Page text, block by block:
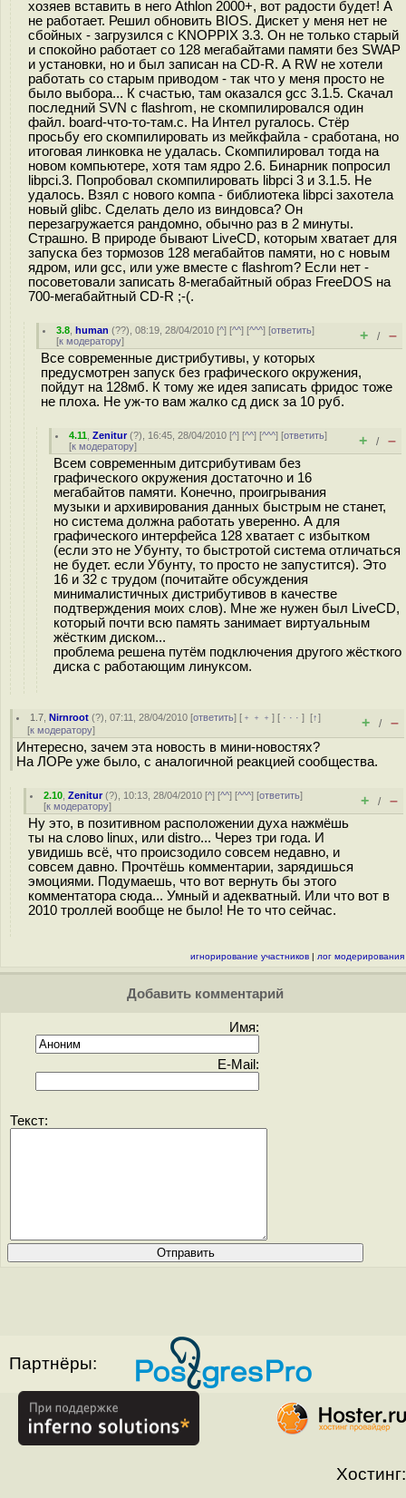
хозяев вставить в него Athlon 2000+, вот радости будет! А
не работает. Решил обновить BIOS. Дискет у меня нет не
сбойных - загрузился с KNOPPIX 3.3. Он не только старый
и спокойно работает со 128 мегабайтами памяти без SWAP
и установки, но и был записан на CD-R. А RW не хотели
работать со старым приводом - так что у меня просто не
было выбора... К счастью, там оказался gcc 3.1.5. Скачал
последний SVN с flashrom, не скомпилировался один
файл. board-что-то-там.c. На Интел ругалось. Стёр
просьбу его скомпилировать из мейкфайла - сработана, но
итоговая линковка не удалась. Скомпилировал тогда на
новом компьютере, хотя там ядро 2.6. Бинарник попросил
libpci.3. Попробовал скомпилировать libpci 3 и 3.1.5. Не
удалось. Взял с нового компа - библиотека libpci захотела
новый glibc. Сделать дело из виндовса? Он
перезагружается рандомно, обычно раз в 2 минуты.
Страшно. В природе бывают LiveCD, которым хватает для
запуска без тормозов 128 мегабайтов памяти, но с новым
ядром, или gcc, или уже вместе с flashrom? Если нет -
посоветовали записать 8-мегабайтный образ FreeDOS на
700-мегабайтный CD-R ;-(.
3.8 ,human (??), 08:19, 28/04/2010 [^] [^^] [^^^] [ответить]
[к модератору] + / –
Все современные дистрибутивы, у которых
предусмотрен запуск без графического окружения,
пойдут на 128мб. К тому же идея записать фридос тоже
не плоха. Не уж-то вам жалко сд диск за 10 руб.
4.11 ,Zenitur(?), 16:45, 28/04/2010 [^] [^^] [^^^] [ответить]
[к модератору] + / –
Всем современным дитсрибутивам без
графического окружения достаточно и 16
мегабайтов памяти. Конечно, проигрывания
музыки и архивирования данных быстрым не станет,
но система должна работать уверенно. А для
графического интерфейса 128 хватает с избытком
(если это не Убунту, то быстротой система отличаться
не будет. если Убунту, то просто не запустится). Это
16 и 32 с трудом (почитайте обсуждения
минималистичных дистрибутивов в качестве
подтверждения моих слов). Мне же нужен был LiveCD,
который почти всю память занимает виртуальным
жёстким диском...
проблема решена путём подключения другого жёсткого
диска с работающим линуксом.
1.7 ,Nirnroot (?), 07:11, 28/04/2010 [ответить] [ ﹢﹢﹢] [ · · ·][↑]
[к модератору] + / –
Интересно, зачем эта новость в мини-новостях?
На ЛОРе уже было, с аналогичной реакцией сообщества.
2.10 ,Zenitur(?), 10:13, 28/04/2010 [^] [^^] [^^^] [ответить]
[к модератору] + / –
Ну это, в позитивном расположении духа нажмёшь
ты на слово linux, или distro... Через три года. И
увидишь всё, что происзодило совсем недавно, и
совсем давно. Прочтёшь комментарии, зарядишься
эмоциями. Подумаешь, что вот вернуть бы этого
комментатора сюда... Умный и адекватный. Или что вот в
2010 троллей вообще не было! Не то что сейчас.
игнорирование участников | лог модерирования
Добавить комментарий
Имя:
E-Mail:
Текст:
Партнёры:
Хостинг: